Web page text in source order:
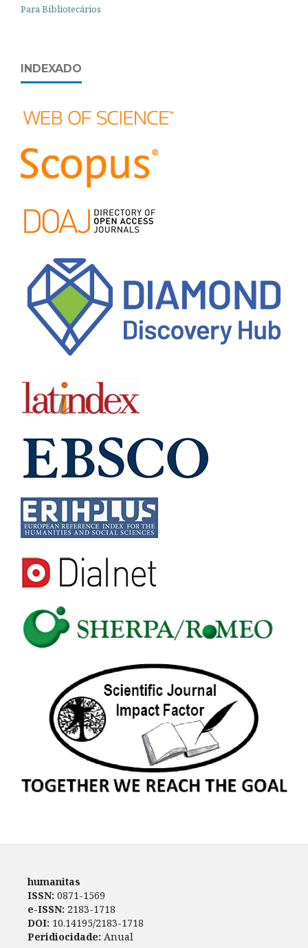
Para Bibliotecários
INDEXADO
humanitas
ISSN: 0871-1569
e-ISSN: 2183-1718
DOI: 10.14195/2183-1718
Peridiocidade: Anual